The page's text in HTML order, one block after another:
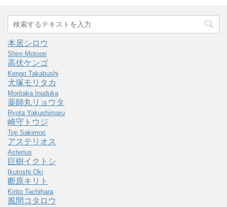
本居シロウ
Shiro Motoori
高伏ケンゴ
Kengo Takabushi
犬塚モリタカ
Moritaka Inuduka
薬師丸リョウタ
Ryota Yakushimaru
崎守トウジ
Toji Sakimori
アステリオス
Asterius
巨樹イクトシ
Ikutoshi Oki
断原キリト
Kirito Tachihara
風間コタロウ